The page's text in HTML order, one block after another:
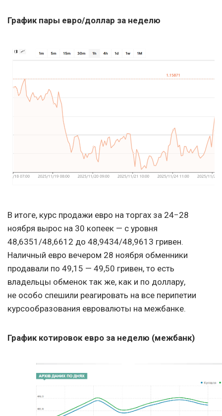
График пары евро/доллар за неделю
В итоге, курс продажи евро на торгах за 24−28
ноября вырос на 30 копеек — с уровня
48,6351/48,6612 до 48,9434/48,9613 гривен.
Наличный евро вечером 28 ноября обменники
продавали по 49,15 — 49,50 гривен, то есть
владельцы обменок так же, как и по доллару,
не особо спешили реагировать на все перипетии
курсообразования евровалюты на межбанке.
График котировок евро за неделю (межбанк)